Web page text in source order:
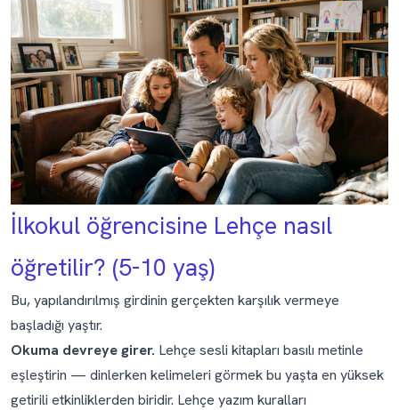
İlkokul öğrencisine Lehçe nasıl
öğretilir? (5-10 yaş)
Bu, yapılandırılmış girdinin gerçekten karşılık vermeye
başladığı yaştır.
Okuma devreye girer. Lehçe sesli kitapları basılı metinle
eşleştirin — dinlerken kelimeleri görmek bu yaşta en yüksek
getirili etkinliklerden biridir. Lehçe yazım kuralları